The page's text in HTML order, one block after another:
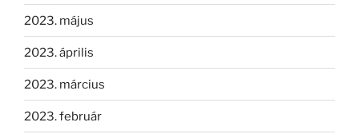
2023. május
2023. április
2023. március
2023. február